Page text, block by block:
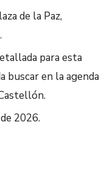
de la Paz,
para esta
buscar en la agenda
2026.